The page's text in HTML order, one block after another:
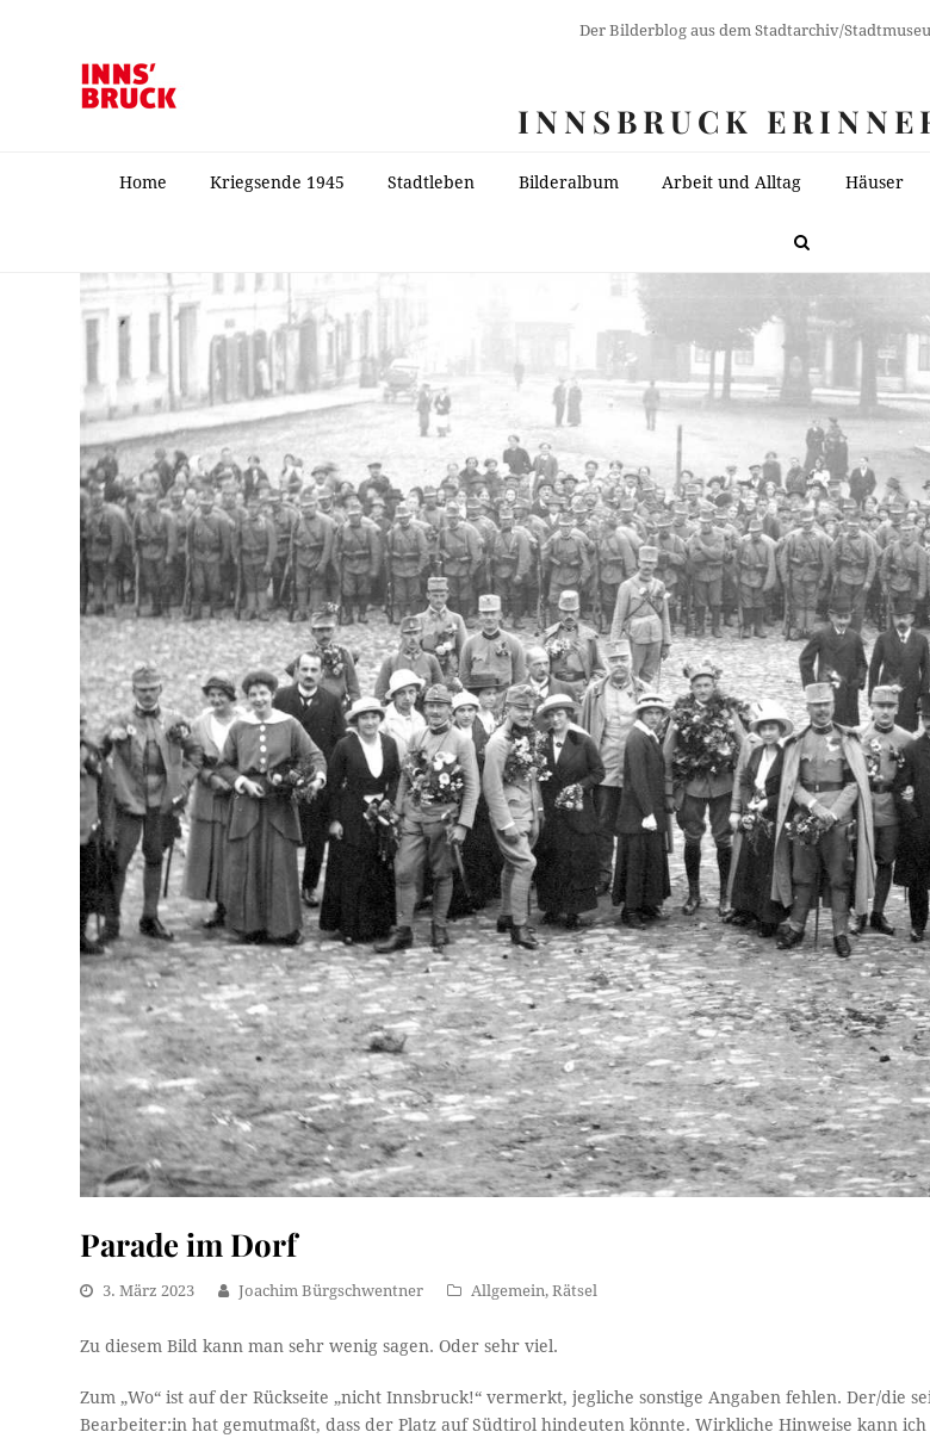
Der Bilderblog aus dem Stadtarchiv/
INNSBRUCK
Home Kriegsende 1945 Stadtleben Bilderalbum Arbeit und Alltag Häuser
Parade im Dorf
3. März 2023 Joachim Bürgschwentner Allgemein,Rätsel
Zu diesem Bild kann man sehr wenig sagen. Oder sehr viel.
Zum „Wo“ ist auf der Rückseite „nicht Innsbruck!“ vermerkt, jegliche sonstige Angaben fehlen. Der/die
Bearbeiter:in hat gemutmaßt, dass der Platz auf Südtirol hindeuten könnte. Wirkliche Hinweise kann